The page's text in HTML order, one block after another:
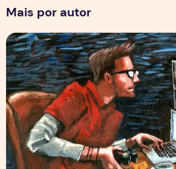
Mais por autor
Por Trás dos Pixels